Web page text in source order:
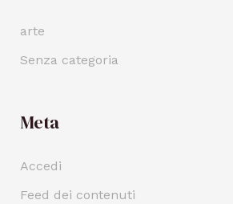
arte
Senza categoria
Meta
Accedi
Feed dei contenuti